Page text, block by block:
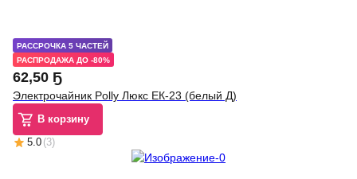
РАССРОЧКА 5 ЧАСТЕЙ
РАСПРОДАЖА ДО -80%
62,50 Ҕ
Электрочайник Polly Люкс ЕК-23 (белый Д)
В корзину
5.0 (3)